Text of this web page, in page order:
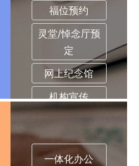
福位预约
灵堂/悼念厅预
定
网上纪念馆
机构宣传
一体化办公